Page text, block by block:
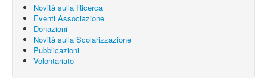
Novità sulla Ricerca
Eventi Associazione
Donazioni
Novità sulla Scolarizzazione
Pubblicazioni
Volontariato